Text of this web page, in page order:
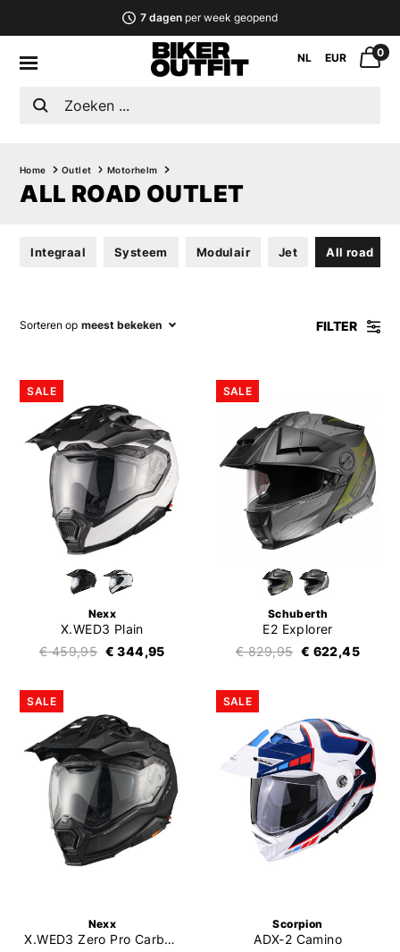
7 dagenper week geopend
NL EUR 0
Home Outlet Motorhelm
ALL ROAD OUTLET
Integraal Systeem Modulair Jet All road
Sorteren op meest bekeken FILTER
SALE
Nexx
X.WED3 Plain
€ 459,95 € 344,95
SALE
Schuberth
E2 Explorer
€ 829,95 € 622,45
SALE
Nexx
X.WED3 Zero Pro Carbon Matt
SALE
Scorpion
ADX-2 Camino